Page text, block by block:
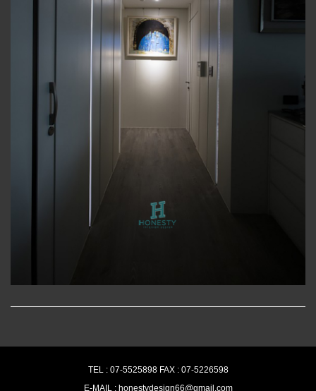
TEL : 07-5525898 FAX : 07-5226598
E-MAIL : honestydesign66@gmail.com